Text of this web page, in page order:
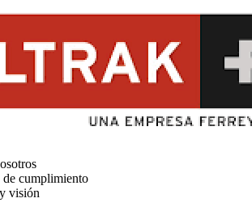
de cumplimiento
visión